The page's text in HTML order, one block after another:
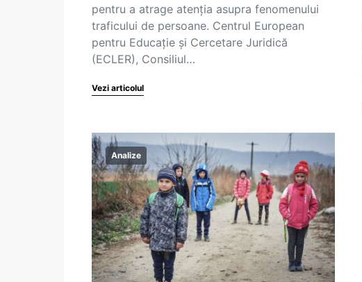
pentru a atrage atenția asupra fenomenului
traficului de persoane. Centrul European
pentru Educație și Cercetare Juridică
(ECLER), Consiliul…
Vezi articolul
Analize